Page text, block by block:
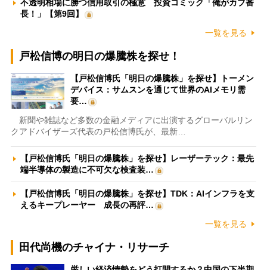
不透明相場に勝つ信用取引の極意 投資コミック「俺がカブ番
長！」【第9回】
一覧を見る
戸松信博の明日の爆騰株を探せ！
【戸松信博氏「明日の爆騰株」を探せ】トーメン
デバイス：サムスンを通じて世界のAIメモリ需
要…
新聞や雑誌など多数の金融メディアに出演するグローバルリン
クアドバイザーズ代表の戸松信博氏が、最新…
【戸松信博氏「明日の爆騰株」を探せ】レーザーテック：最先
端半導体の製造に不可欠な検査装…
【戸松信博氏「明日の爆騰株」を探せ】TDK：AIインフラを支
えるキープレーヤー 成長の再評…
一覧を見る
田代尚機のチャイナ・リサーチ